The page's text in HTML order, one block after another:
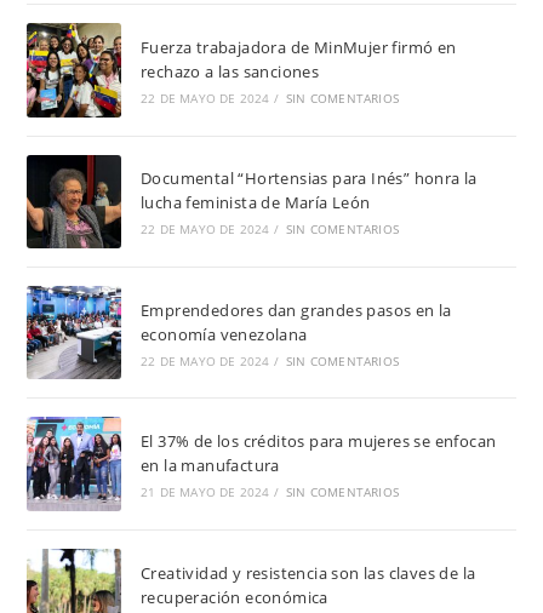
Fuerza trabajadora de MinMujer firmó en
rechazo a las sanciones
22 DE MAYO DE 2024 / SIN COMENTARIOS
Documental “Hortensias para Inés” honra la
lucha feminista de María León
22 DE MAYO DE 2024 / SIN COMENTARIOS
Emprendedores dan grandes pasos en la
economía venezolana
22 DE MAYO DE 2024 / SIN COMENTARIOS
El 37% de los créditos para mujeres se enfocan
en la manufactura
21 DE MAYO DE 2024 / SIN COMENTARIOS
Creatividad y resistencia son las claves de la
recuperación económica